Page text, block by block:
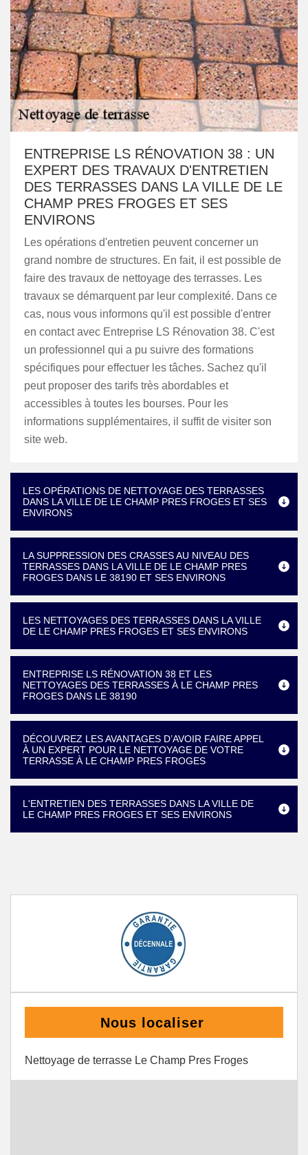
ENTREPRISE LS RÉNOVATION 38 : UN
EXPERT DES TRAVAUX D'ENTRETIEN
DES TERRASSES DANS LA VILLE DE LE
CHAMP PRES FROGES ET SES
ENVIRONS
Les opérations d'entretien peuvent concerner un
grand nombre de structures. En fait, il est possible de
faire des travaux de nettoyage des terrasses. Les
travaux se démarquent par leur complexité. Dans ce
cas, nous vous informons qu'il est possible d'entrer
en contact avec Entreprise LS Rénovation 38. C'est
un professionnel qui a pu suivre des formations
spécifiques pour effectuer les tâches. Sachez qu'il
peut proposer des tarifs très abordables et
accessibles à toutes les bourses. Pour les
informations supplémentaires, il suffit de visiter son
site web.
LES OPÉRATIONS DE NETTOYAGE DES TERRASSES
DANS LA VILLE DE LE CHAMP PRES FROGES ET SES
ENVIRONS
LA SUPPRESSION DES CRASSES AU NIVEAU DES
TERRASSES DANS LA VILLE DE LE CHAMP PRES
FROGES DANS LE 38190 ET SES ENVIRONS
LES NETTOYAGES DES TERRASSES DANS LA VILLE
DE LE CHAMP PRES FROGES ET SES ENVIRONS
ENTREPRISE LS RÉNOVATION 38 ET LES
NETTOYAGES DES TERRASSES À LE CHAMP PRES
FROGES DANS LE 38190
DÉCOUVREZ LES AVANTAGES D’AVOIR FAIRE APPEL
À UN EXPERT POUR LE NETTOYAGE DE VOTRE
TERRASSE À LE CHAMP PRES FROGES
L'ENTRETIEN DES TERRASSES DANS LA VILLE DE
LE CHAMP PRES FROGES ET SES ENVIRONS
Nous localiser
Nettoyage de terrasse Le Champ Pres Froges